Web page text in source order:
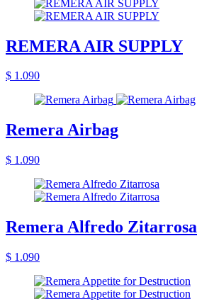
REMERA AIR SUPPLY
$ 1.090
Remera Airbag
$ 1.090
Remera Alfredo Zitarrosa
$ 1.090